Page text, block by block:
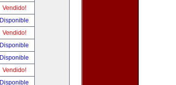
Vendido!
Disponible
Vendido!
Disponible
Disponible
Vendido!
Disponible